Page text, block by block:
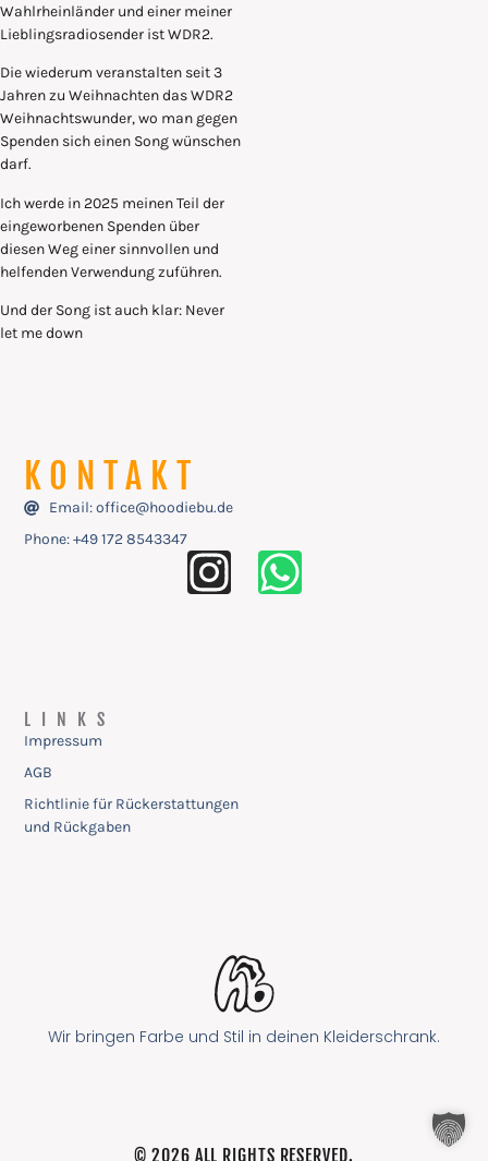
Wahlrheinländer und einer meiner
Lieblingsradiosender ist WDR2.
Die wiederum veranstalten seit 3
Jahren zu Weihnachten das WDR2
Weihnachtswunder, wo man gegen
Spenden sich einen Song wünschen
darf.
Ich werde in 2025 meinen Teil der
eingeworbenen Spenden über
diesen Weg einer sinnvollen und
helfenden Verwendung zuführen.
Und der Song ist auch klar: Never
let me down
Wir bringen Farbe und Stil in deinen Kleiderschrank.
LINKS
Impressum
AGB
Richtlinie für Rückerstattungen
und Rückgaben
KONTAKT
Email: office@hoodiebu.de
Phone: ‭+49 172 8543347
© 2026 ALL RIGHTS RESERVED.